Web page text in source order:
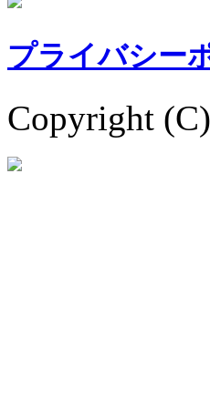
プライバシー
Copyright